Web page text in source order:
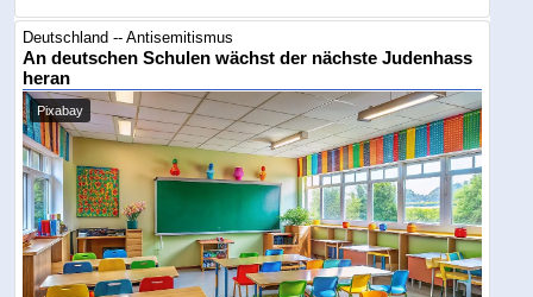
Deutschland -- Antisemitismus
An deutschen Schulen wächst der nächste Judenhass
heran
Pixabay